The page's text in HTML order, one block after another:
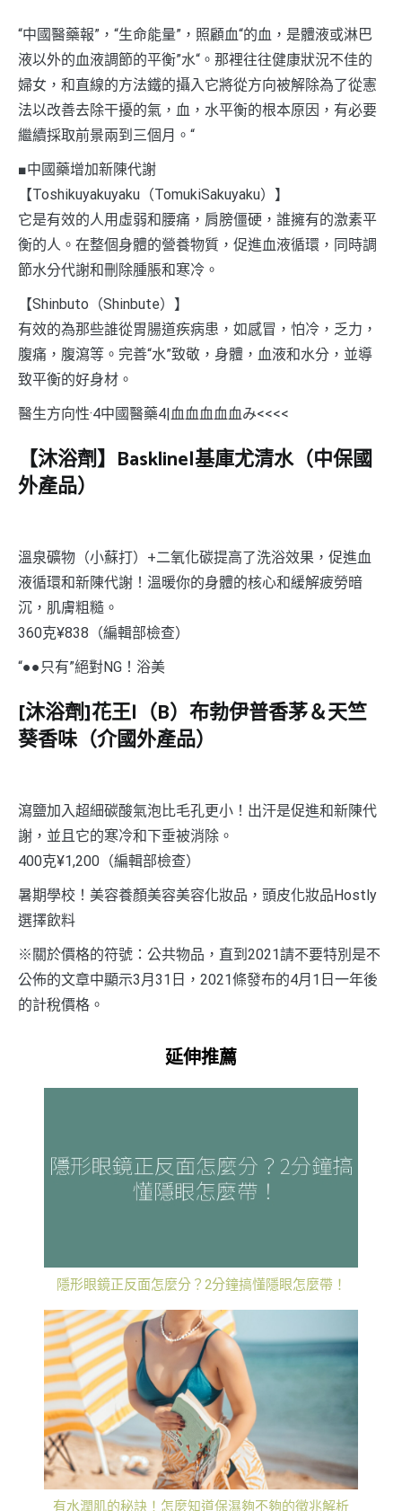
“中國醫藥報”，“生命能量”，照顧血“的血，是體液或淋巴
液以外的血液調節的平衡”水“。那裡往往健康狀況不佳的
婦女，和直線的方法鐵的攝入它將從方向被解除為了從憲
法以改善去除干擾的氣，血，水平衡的根本原因，有必要
繼續採取前景兩到三個月。“
■中國藥增加新陳代謝
【Toshikuyakuyaku（TomukiSakuyaku）】
它是有效的人用虛弱和腰痛，肩膀僵硬，誰擁有的激素平
衡的人。在整個身體的營養物質，促進血液循環，同時調
節水分代謝和刪除腫脹和寒冷。
【Shinbuto（Shinbute）】
有效的為那些誰從胃腸道疾病患，如感冒，怕冷，乏力，
腹痛，腹瀉等。完善“水”致敬，身體，血液和水分，並導
致平衡的好身材。
醫生方向性·4中國醫藥4|血血血血血み<<<<
【沐浴劑】Baskline|基庫尤清水（中保國
外產品）
溫泉礦物（小蘇打）+二氧化碳提高了洗浴效果，促進血
液循環和新陳代謝！溫暖你的身體的核心和緩解疲勞暗
沉，肌膚粗糙。
360克¥838（編輯部檢查）
“●●只有”絕對NG！浴美
[沐浴劑]花王|（B）布勃伊普香茅＆天竺
葵香味（介國外產品）
瀉鹽加入超細碳酸氣泡比毛孔更小！出汗是促進和新陳代
謝，並且它的寒冷和下垂被消除。
400克¥1,200（編輯部檢查）
暑期學校！美容養顏美容美容化妝品，頭皮化妝品Hostly
選擇飲料
※關於價格的符號：公共物品，直到2021請不要特別是不
公佈的文章中顯示3月31日，2021條發布的4月1日一年後
的計稅價格。
延伸推薦
隱形眼鏡正反面怎麼分？2分鐘搞懂隱眼怎麼帶！
有水潤肌的秘訣！怎麼知道保濕夠不夠的徵兆解析